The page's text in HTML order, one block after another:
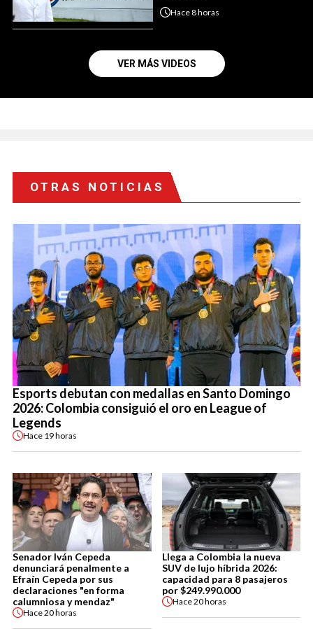
Hace8 horas
VER MÁS VIDEOS
OTRAS NOTICIAS
Esports debutan con medallas en Santo Domingo
2026: Colombia consiguió el oro en League of
Legends
Hace 19 horas
Senador Iván Cepeda
denunciará penalmente a
Efraín Cepeda por sus
declaraciones "en forma
calumniosa y mendaz"
Hace20 horas
Llega a Colombia la nueva
SUV de lujo híbrida 2026:
capacidad para 8 pasajeros
por $249.990.000
Hace20 horas